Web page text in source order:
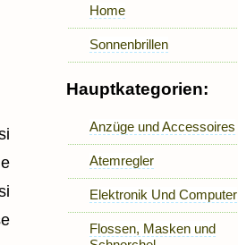
Home
Sonnenbrillen
Hauptkategorien:
Anzüge und Accessoires
Atemregler
Elektronik Und Computer
Flossen, Masken und